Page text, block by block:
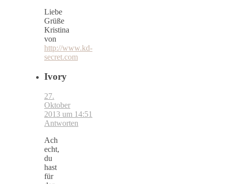
Liebe
Grüße
Kristina
von
http://www.kd-
secret.com
Ivory
27.
Oktober
2013 um 14:51
Antworten
Ach
echt,
du
hast
für